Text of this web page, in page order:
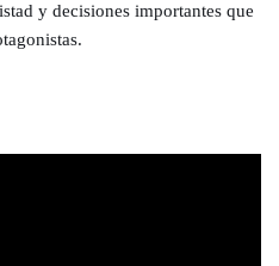
y decisiones importantes que